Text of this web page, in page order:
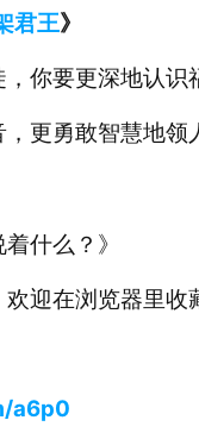
君王》
你要更深地认识
更勇敢智慧地领
什么？》
迎在浏览器里收
a6p0